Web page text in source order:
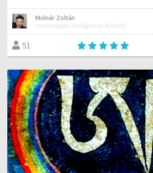
Molnár Zoltán
mesterséges intelligencia fejlesztő
51